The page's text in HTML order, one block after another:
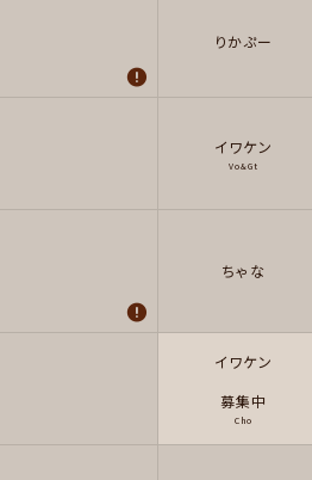
りかぷー
イワケン
Vo&Gt
ちゃな
イワケン
募集中
Cho